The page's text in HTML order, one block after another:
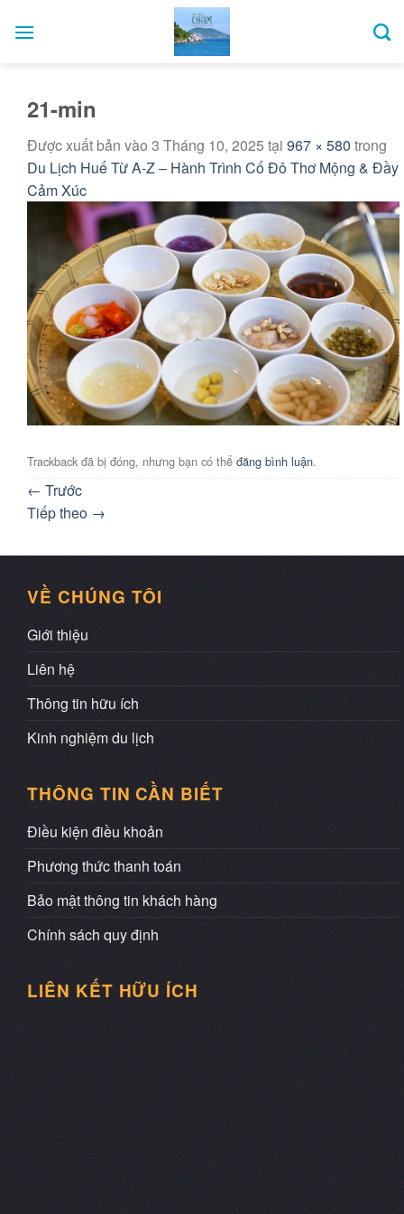
qua
21-min
Được xuất bản vào 3 Tháng 10, 2025 tại 967 × 580 trong
Du Lịch Huế Từ A-Z – Hành Trình Cố Đô Thơ Mộng & Đầy
Cảm Xúc
Trackback đã bị đóng, nhưng bạn có thể đăng bình luận.
← Trước
Tiếp theo →
VỀ CHÚNG TÔI
Giới thiệu
Liên hệ
Thông tin hữu ích
Kinh nghiệm du lịch
THÔNG TIN CẦN BIẾT
Điều kiện điều khoản
Phương thức thanh toán
Bảo mật thông tin khách hàng
Chính sách quy định
LIÊN KẾT HỮU ÍCH